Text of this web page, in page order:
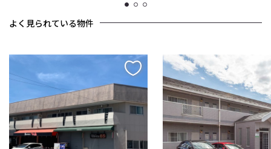
1 2 3
よく見られている物件